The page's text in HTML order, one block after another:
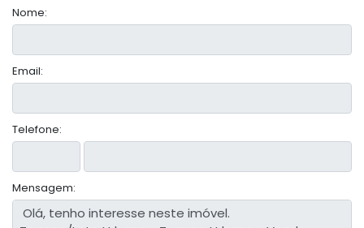
Nome:
Email:
Telefone:
Mensagem: